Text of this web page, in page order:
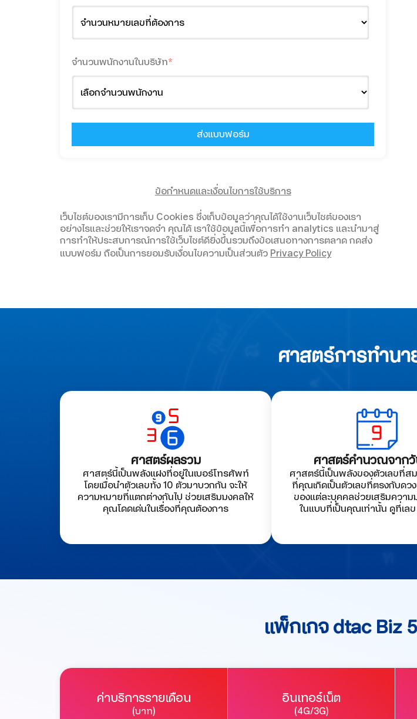
จำนวนพนักงานในบริษัท*
ข้อกำหนดและเงื่อนไขการใช้บริการ
เว็บไซต์ของเรามีการเก็บ Cookies ซึ่งเก็บข้อมูลว่าคุณได้ใช้งานเว็บไซต์ของเรา
อย่างไรและช่วยให้เราจดจำ คุณได้ เราใช้ข้อมูลนี้เพื่อการทำ analytics และนำมาสู่
การทำให้ประสบการณ์การใช้เว็บไซต์ดียิ่งขึ้นรวมถึงข้อเสนอทางการตลาด กดส่ง
แบบฟอร์ม ถือเป็นการยอมรับเงื่อนไขความเป็นส่วนตัว Privacy Policy
ศาสตร์การทำนา
ศาสตร์ผลรวม
ศาสตร์นี้เป็นพลังแฝงที่อยู่ในเบอร์โทรศัพท์
โดยเมื่อนำตัวเลขทั้ง 10 ตัวมาบวกกัน จะให้
ความหมายที่แตกต่างกันไป ช่วยเสริมมงคลให้
คุณโดดเด่นในเรื่องที่คุณต้องการ
ศาสตร์คำนวณจากวั
ศาสตร์นี้เป็นพลังของตัวเลขที่
ที่คุณเกิดเป็นตัวเลขที่ตรงกับดว
ของแต่ละบุคคลช่วยเสริมความ
ในแบบที่เป็นคุณเท่านั้น ดูที่เล
แพ็กเกจ dtac Biz
ค่าบริการรายเดือน
(บาท)
อินเทอร์เน็ต
(4G/3G)